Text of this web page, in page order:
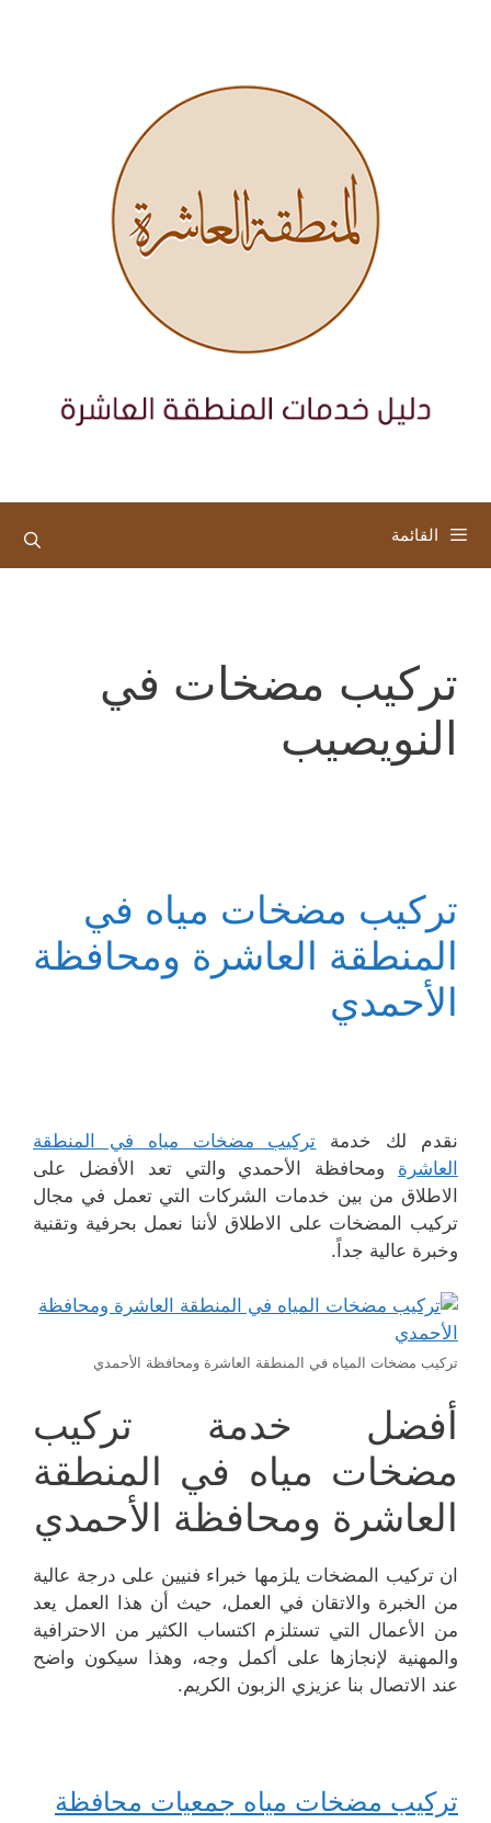
القائمة
تركيب مضخات في
النويصيب
تركيب مضخات مياه في
المنطقة العاشرة ومحافظة
الأحمدي
نقدم لك خدمة تركيب مضخات مياه في المنطقة
العاشرة ومحافظة الأحمدي والتي تعد الأفضل على
الاطلاق من بين خدمات الشركات التي تعمل في مجال
تركيب المضخات على الاطلاق لأننا نعمل بحرفية وتقنية
وخبرة عالية جداً.
تركيب مضخات المياه في المنطقة العاشرة ومحافظة الأحمدي
أفضل خدمة تركيب
مضخات مياه في المنطقة
العاشرة ومحافظة الأحمدي
ان تركيب المضخات يلزمها خبراء فنيين على درجة عالية
من الخبرة والاتقان في العمل، حيث أن هذا العمل يعد
من الأعمال التي تستلزم اكتساب الكثير من الاحترافية
والمهنية لإنجازها على أكمل وجه، وهذا سيكون واضح
عند الاتصال بنا عزيزي الزبون الكريم.
تركيب مضخات مياه جمعيات محافظة